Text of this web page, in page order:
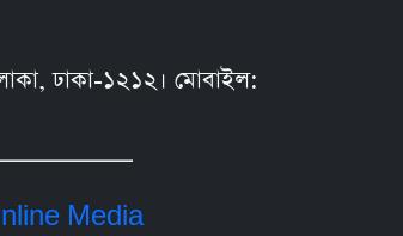
ঢাকা-১২১২। মোবাইল:
Media